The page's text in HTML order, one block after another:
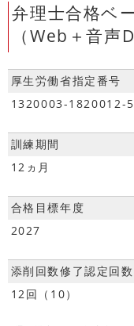
弁理士合格ベ
（Web＋音声
厚生労働省指定番号
1320003-1820012-5
訓練期間
12ヵ月
合格目標年度
2027
添削回数修了認定回数
12回（10）